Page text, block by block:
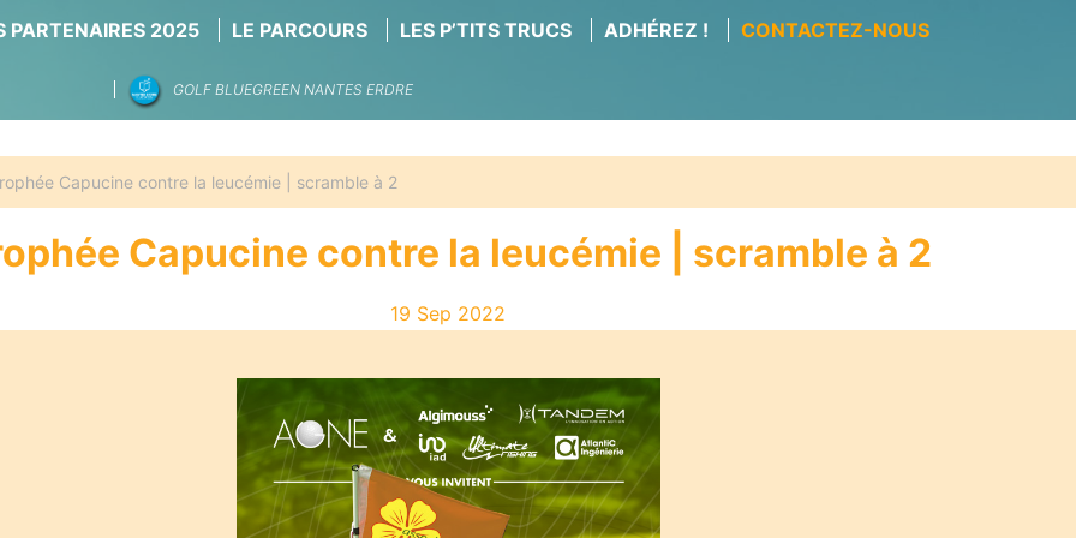
PARTENAIRES 2025 LE PARCOURS LES P’TITS TRUCS ADHÉREZ ! CONTACTEZ-NOUS
GOLF BLUEGREEN NANTES ERDRE
Capucine contre la leucémie | scramble à 2
Capucine contre la leucémie | scramble à 2
19 Sep 2022